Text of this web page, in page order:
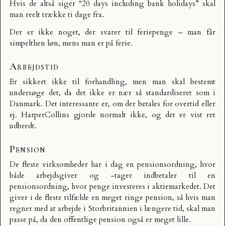
Hvis de altså siger “20 days including bank holidays” skal
man reelt trække ti dage fra.
Der er ikke noget, der svarer til feriepenge – man får
simpelthen løn, mens man er på ferie.
Arbejdstid
Er sikkert ikke til forhandling, men man skal bestemt
undersøge det, da det ikke er nær så standardiseret som i
Danmark. Det interessante er, om der betales for overtid eller
ej. HarperCollins gjorde normalt ikke, og det er vist ret
udbredt.
Pension
De fleste virksomheder har i dag en pensionsordning, hvor
både arbejdsgiver og -tager indbetaler til en
pensionsordning, hvor penge investeres i aktiemarkedet. Det
giver i de fleste tilfælde en meget ringe pension, så hvis man
regner med at arbejde i Storbritannien i længere tid, skal man
passe på, da den offentlige pension også er meget lille.